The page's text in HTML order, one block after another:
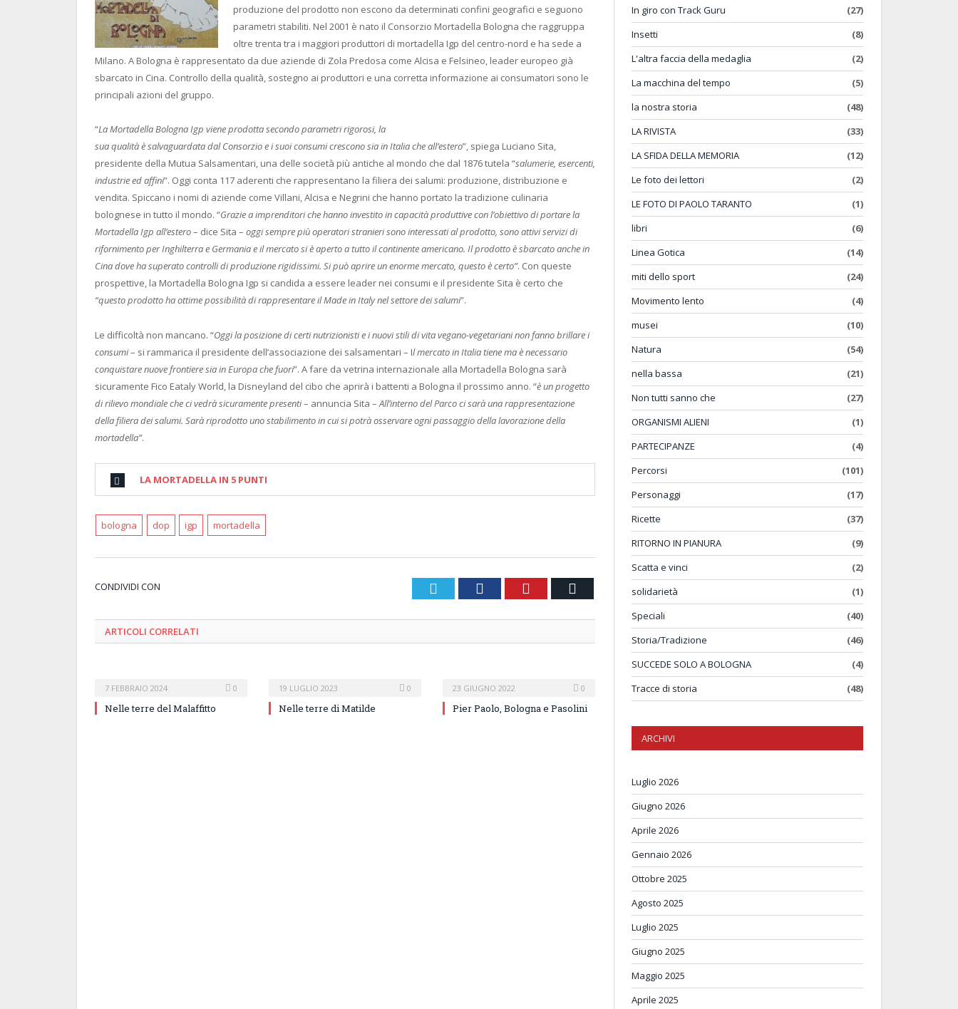
produzione del prodotto non escono da determinati confini geografici e seguono
parametri stabiliti. Nel 2001 è nato il Consorzio Mortadella Bologna che raggruppa
oltre trenta tra i maggiori produttori di mortadella Igp del centro-nord e ha sede a
Milano. A Bologna è rappresentato da due aziende di Zola Predosa come Alcisa e Felsineo, leader europeo già
sbarcato in Cina. Controllo della qualità, sostegno ai produttori e una corretta informazione ai consumatori sono le
principali azioni del gruppo.
“La Mortadella Bologna Igp viene prodotta secondo parametri rigorosi, la
sua qualità è salvaguardata dal Consorzio e i suoi consumi crescono sia in Italia che all’estero”, spiega Luciano Sita,
presidente della Mutua Salsamentari, una delle società più antiche al mondo che dal 1876 tutela “salumerie, esercenti,
industrie ed affini”. Oggi conta 117 aderenti che rappresentano la filiera dei salumi: produzione, distribuzione e
vendita. Spiccano i nomi di aziende come Villani, Alcisa e Negrini che hanno portato la tradizione culinaria
bolognese in tutto il mondo. “Grazie a imprenditori che hanno investito in capacità produttive con l’obiettivo di portare la
Mortadella Igp all’estero– dice Sita – oggi sempre più operatori stranieri sono interessati al prodotto, sono attivi servizi di
rifornimento per Inghilterra e Germania e il mercato si è aperto a tutto il continente americano. Il prodotto è sbarcato anche in
Cina dove ha superato controlli di produzione rigidissimi. Si può aprire un enorme mercato, questo è certo”. Con queste
prospettive, la Mortadella Bologna Igp si candida a essere leader nei consumi e il presidente Sita è certo che
“questo prodotto ha ottime possibilità di rappresentare il Made in Italy nel settore dei salumi”.
Le difficoltà non mancano. “Oggi la posizione di certi nutrizionisti e i nuovi stili di vita vegano-vegetariani non fanno brillare i
consumi– si rammarica il presidente dell’associazione dei salsamentari – Il mercato in Italia tiene ma è necessario
conquistare nuove frontiere sia in Europa che fuori”. A fare da vetrina internazionale alla Mortadella Bologna sarà
sicuramente Fico Eataly World, la Disneyland del cibo che aprirà i battenti a Bologna il prossimo anno. “è un progetto
di rilievo mondiale che ci vedrà sicuramente presenti– annuncia Sita – All’interno del Parco ci sarà una rappresentazione
della filiera dei salumi. Sarà riprodotto uno stabilimento in cui si potrà osservare ogni passaggio della lavorazione della
mortadella”.
LA MORTADELLA IN 5 PUNTI
bologna dop igp mortadella
CONDIVIDI CON Twitter Facebook Pinterest
ARTICOLI CORRELATI
7 FEBBRAIO 2024 0
Nelle terre del Malaffitto
19 LUGLIO 2023 0
Nelle terre di Matilde
23 GIUGNO 2022 0
Pier Paolo, Bologna e Pasolini
In giro con Track Guru
(27)
Insetti
(8)
L'altra faccia della medaglia
(2)
La macchina del tempo
(5)
la nostra storia
(48)
LA RIVISTA
(33)
LA SFIDA DELLA MEMORIA
(12)
Le foto dei lettori
(2)
LE FOTO DI PAOLO TARANTO
(1)
libri
(6)
Linea Gotica
(14)
miti dello sport
(24)
Movimento lento
(4)
musei
(10)
Natura
(54)
nella bassa
(21)
Non tutti sanno che
(27)
ORGANISMI ALIENI
(1)
PARTECIPANZE
(4)
Percorsi
(101)
Personaggi
(17)
Ricette
(37)
RITORNO IN PIANURA
(9)
Scatta e vinci
(2)
solidarietà
(1)
Speciali
(40)
Storia/Tradizione
(46)
SUCCEDE SOLO A BOLOGNA
(4)
Tracce di storia
(48)
ARCHIVI
Luglio 2026
Giugno 2026
Aprile 2026
Gennaio 2026
Ottobre 2025
Agosto 2025
Luglio 2025
Giugno 2025
Maggio 2025
Aprile 2025